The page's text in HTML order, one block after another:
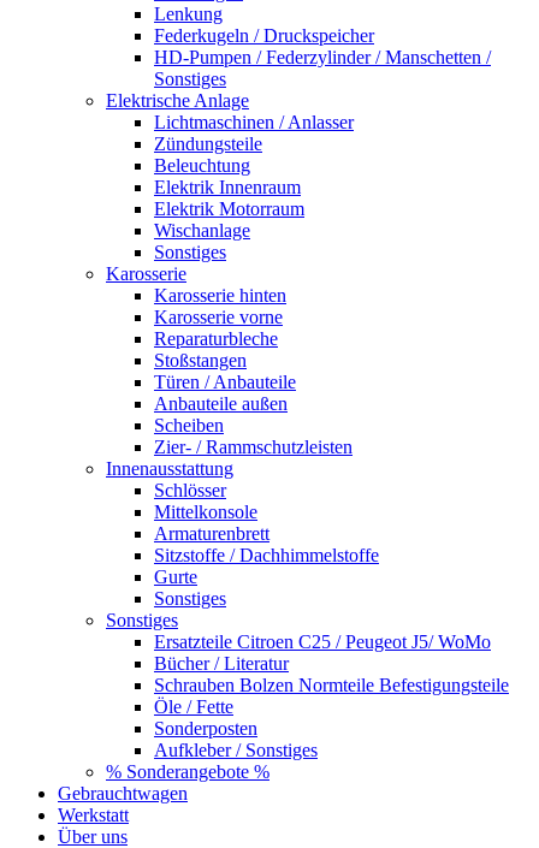
Lenkung
Federkugeln / Druckspeicher
HD-Pumpen / Federzylinder / Manschetten /
Sonstiges
Elektrische Anlage
Lichtmaschinen / Anlasser
Zündungsteile
Beleuchtung
Elektrik Innenraum
Elektrik Motorraum
Wischanlage
Sonstiges
Karosserie
Karosserie hinten
Karosserie vorne
Reparaturbleche
Stoßstangen
Türen / Anbauteile
Anbauteile außen
Scheiben
Zier- / Rammschutzleisten
Innenausstattung
Schlösser
Mittelkonsole
Armaturenbrett
Sitzstoffe / Dachhimmelstoffe
Gurte
Sonstiges
Sonstiges
Ersatzteile Citroen C25 / Peugeot J5/ WoMo
Bücher / Literatur
Schrauben Bolzen Normteile Befestigungsteile
Öle / Fette
Sonderposten
Aufkleber / Sonstiges
% Sonderangebote %
Gebrauchtwagen
Werkstatt
Über uns